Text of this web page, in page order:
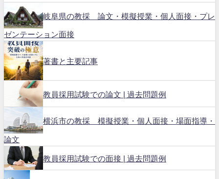
岐阜県の教採 論文・模擬授業・個人面接・プレ
ゼンテーション面接
著書と主要記事
教員採用試験での論文 | 過去問題例
横浜市の教採 模擬授業・個人面接・場面指導・
論文
教員採用試験での面接 | 過去問題例